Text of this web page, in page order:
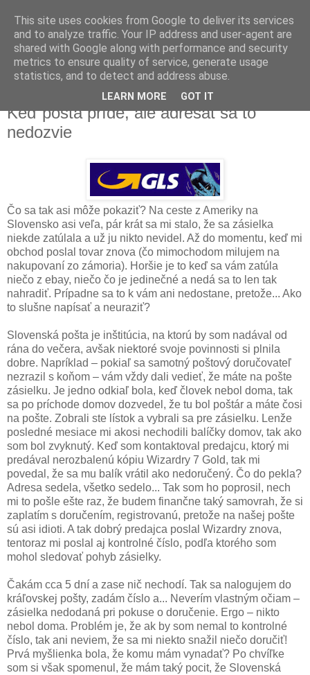
štvrtok 7. mája 2015
Keď pošta príde, ale adresát sa to
nedozvie
Čo sa tak asi môže pokaziť? Na ceste z Ameriky na
Slovensko asi veľa, pár krát sa mi stalo, že sa zásielka
niekde zatúlala a už ju nikto nevidel. Až do momentu, keď mi
obchod poslal tovar znova (čo mimochodom milujem na
nakupovaní zo zámoria). Horšie je to keď sa vám zatúla
niečo z ebay, niečo čo je jedinečné a nedá sa to len tak
nahradiť. Prípadne sa to k vám ani nedostane, pretože... Ako
to slušne napísať a neuraziť?
Slovenská pošta je inštitúcia, na ktorú by som nadával od
rána do večera, avšak niektoré svoje povinnosti si plnila
dobre. Napríklad – pokiaľ sa samotný poštový doručovateľ
nezrazil s koňom – vám vždy dali vedieť, že máte na pošte
zásielku. Je jedno odkiaľ bola, keď človek nebol doma, tak
sa po príchode domov dozvedel, že tu bol poštár a máte čosi
na pošte. Zobrali ste lístok a vybrali sa pre zásielku. Lenže
posledné mesiace mi akosi nechodili balíčky domov, tak ako
som bol zvyknutý. Keď som kontaktoval predajcu, ktorý mi
predával nerozbalenú kópiu Wizardry 7 Gold, tak mi
povedal, že sa mu balík vrátil ako nedoručený. Čo do pekla?
Adresa sedela, všetko sedelo... Tak som ho poprosil, nech
mi to pošle ešte raz, že budem finančne taký samovrah, že si
zaplatím s doručením, registrovanú, pretože na našej pošte
sú asi idioti. A tak dobrý predajca poslal Wizardry znova,
tentoraz mi poslal aj kontrolné číslo, podľa ktorého som
mohol sledovať pohyb zásielky.
Čakám cca 5 dní a zase nič nechodí. Tak sa nalogujem do
kráľovskej pošty, zadám číslo a... Neverím vlastným očiam –
zásielka nedodaná pri pokuse o doručenie. Ergo – nikto
nebol doma. Problém je, že ak by som nemal to kontrolné
číslo, tak ani neviem, že sa mi niekto snažil niečo doručiť!
Prvá myšlienka bola, že komu mám vynadať? Po chvíľke
som si však spomenul, že mám taký pocit, že Slovenská
This site uses cookies from Google to deliver its services
and to analyze traffic. Your IP address and user-agent are
shared with Google along with performance and security
metrics to ensure quality of service, generate usage
statistics, and to detect and address abuse.
LEARN MORE GOT IT